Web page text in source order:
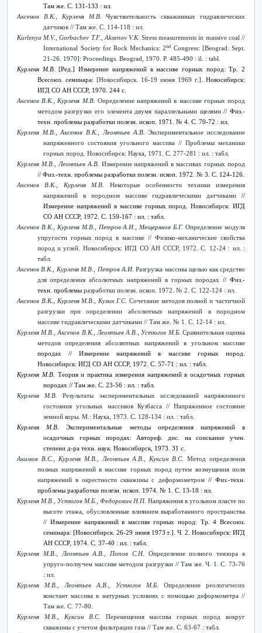
Там же. С. 131-133 : ил.
Аксенов В.К., Курленя М.В. Чувствительность скважинных гидравлических
датчиков // Там же. С. 114-118 :ил.
Kurlenya M.V., Gorbachev T.F., Aksenov V.K. Stress measurements in massive coal //
International Society for Rock Mechanics: 2nd Congress: [Beograd. Sept.
21-26. 1970]: Proceedings. Beograd, 1970. P. 485-490 : il. : tabl.
Курленя М.В. [Ред.]Измерение напряжений в массиве горных пород: Тр. 2
Всесоюз. семинара:
[Новосибирск. 16-19 июня 1969 г.]. Новосибирск:
ИГД СО АН СССР, 1970. 244 с.
Аксенов В.К., Курленя М.В. Определение напряжений в массиве горных пород
методом разгрузки его элемента двумя параллельными щелями// Физ.-
техн. проблемы разработки полезн. ископ. 1971. № 4. С. 70-72 : ил.
Курленя М.В., Аксенов В.К., Леонтьев А.В.Экспериментальное исследование
напряженного состояния угольного массива // Проблемы механики
горных пород. Новосибирск: Наука, 1971. С. 277-281 : ил. : табл.
Курленя М.В., Леонтьев А.В. Измерение напряжений в массивах горных пород
// Физ.-техн. проблемы разработки полезн. ископ. 1972. № 3. С. 124-126.
Аксенов В.К.,
Курленя М.В. Некоторые особенности техники измерения
напряжений в породном массиве гидравлическими датчиками //
Измерение напряжений в массиве горных пород. Новосибирск: ИГД
СО АН СССР, 1972. С. 159-167 : ил. : табл.
Аксенов В.К., Курленя М.В., Петров А.И., Мещеряков Б.Г. Определение модуля
упругости горных пород в массиве// Физико-механические свойства
пород и углей. Новосибирск: ИГД СО АН СССР, 1972. С. 12-24 : ил. :
табл.
Аксенов В.К., Курленя М.В., Петров А.И. Разгрузка массива щелью как средство
для определения абсолютных напряжений в горных породах// Физ.-
техн. проблемы разработки полезн. ископ. 1972. № 2. С. 122-124 : ил.
Аксенов В.К., Курленя М.В., Кузин Г.С. Сочетание методов полной и частичной
разгрузки при определении абсолютных напряжений в породном
массиве гидравлическими датчиками // Там же. № 1. С. 12-14 : ил.
Курленя М.В., Аксенов В.К., Леонтьев А.В., Устюгов М.Б. Сравнительная оценка
методов определения абсолютных напряжений в угольном массиве
породах // Измерение напряжений в массиве горных пород.
Новосибирск: ИГД СО АН СССР, 1972. С. 57-71 : ил. : табл.
Курленя М.В. Теория и практика измерения напряжений в осадочных горных
породах // Там же. С. 23-56 : ил. : табл.
Курленя М.В.
Результаты экспериментальных исследований напряженного
состояния угольных массивов Кузбасса // Напряженное состояние
земной коры. М.: Наука, 1973. С. 128-134 : ил. : табл.
Курленя М.В.
Экспериментальные методы определения напряжений в
осадочных горных породах: Автореф. дис. на соискание учен.
степени д-ра техн. наук. Новосибирск, 1973. 31 с.
Акимов В.С., Курленя М.В., Леонтьев А.В., Куксин В.С.Метод определения
полных напряжений в массиве горных пород путем возмущения поля
напряжений в окрестности скважины с деформометром // Физ.-техн.
проблемы разработки полезн. ископ. 1974. № 1. С. 13-18 : ил.
Курленя М.В., Устюгов М.Б., Федорович Н.П. Напряжения в угольном пласте по
высоте этажа, обусловленные влиянием выработанного пространства
// Измерение напряжений в массиве горных пород: Тр. 4 Всесоюз.
семинара: [Новосибирск. 26-29 июня 1973 г.]. Ч. 2. Новосибирск: ИГД
АН СССР, 1974. С. 37-40 : ил. : табл.
Курленя М.В., Леонтьев А.В., Попов С.Н. Определение полного тензора в
упруго-ползучем массиве методом разгрузки // Там же. Ч. 1. С. 73-76
: ил.
Курленя М.В., Леонтьев А.В., Устюгов М.Б. Определение реологичесих
констант массива в натурных условиях с помощью деформометра //
Там же. С. 77-80.
Курленя М.В., Куксин В.С. Перемещения массива горных пород вокруг
скважины с учетом фильтрации газа // Там же. С. 63-67 : табл.